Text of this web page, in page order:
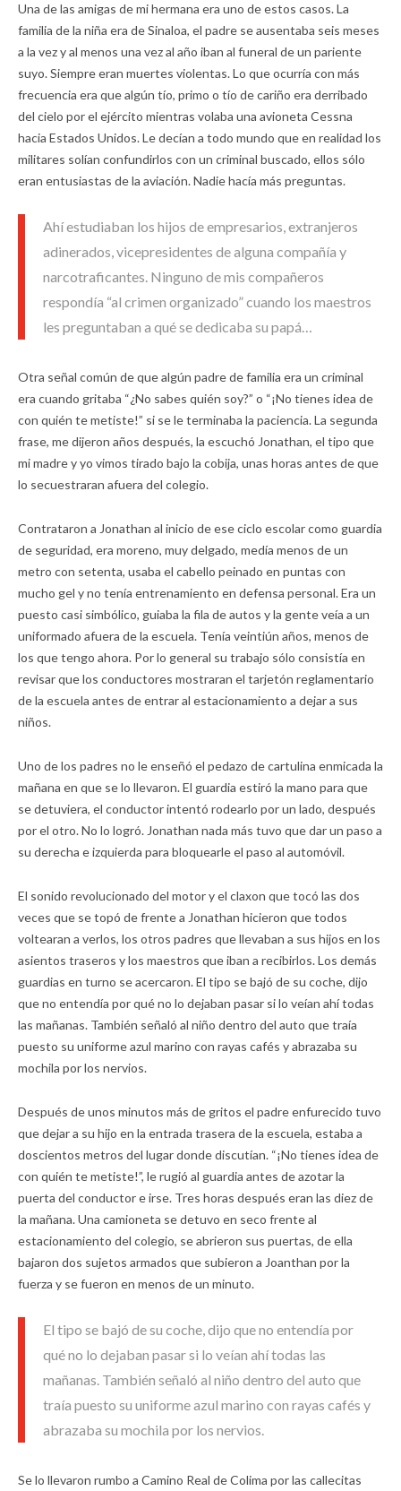
Una de las amigas de mi hermana era uno de estos casos. La
familia de la niña era de Sinaloa, el padre se ausentaba seis meses
a la vez y al menos una vez al año iban al funeral de un pariente
suyo. Siempre eran muertes violentas. Lo que ocurría con más
frecuencia era que algún tío, primo o tío de cariño era derribado
del cielo por el ejército mientras volaba una avioneta Cessna
hacia Estados Unidos. Le decían a todo mundo que en realidad los
militares solían confundirlos con un criminal buscado, ellos sólo
eran entusiastas de la aviación. Nadie hacía más preguntas.
Ahí estudiaban los hijos de empresarios, extranjeros
adinerados, vicepresidentes de alguna compañía y
narcotraficantes. Ninguno de mis compañeros
respondía “al crimen organizado” cuando los maestros
les preguntaban a qué se dedicaba su papá…
Otra señal común de que algún padre de familia era un criminal
era cuando gritaba “¿No sabes quién soy?” o “¡No tienes idea de
con quién te metiste!” si se le terminaba la paciencia. La segunda
frase, me dijeron años después, la escuchó Jonathan, el tipo que
mi madre y yo vimos tirado bajo la cobija, unas horas antes de que
lo secuestraran afuera del colegio.
Contrataron a Jonathan al inicio de ese ciclo escolar como guardia
de seguridad, era moreno, muy delgado, medía menos de un
metro con setenta, usaba el cabello peinado en puntas con
mucho gel y no tenía entrenamiento en defensa personal. Era un
puesto casi simbólico, guiaba la fila de autos y la gente veía a un
uniformado afuera de la escuela. Tenía veintiún años, menos de
los que tengo ahora. Por lo general su trabajo sólo consistía en
revisar que los conductores mostraran el tarjetón reglamentario
de la escuela antes de entrar al estacionamiento a dejar a sus
niños.
Uno de los padres no le enseñó el pedazo de cartulina enmicada la
mañana en que se lo llevaron. El guardia estiró la mano para que
se detuviera, el conductor intentó rodearlo por un lado, después
por el otro. No lo logró. Jonathan nada más tuvo que dar un paso a
su derecha e izquierda para bloquearle el paso al automóvil.
El sonido revolucionado del motor y el claxon que tocó las dos
veces que se topó de frente a Jonathan hicieron que todos
voltearan a verlos, los otros padres que llevaban a sus hijos en los
asientos traseros y los maestros que iban a recibirlos. Los demás
guardias en turno se acercaron. El tipo se bajó de su coche, dijo
que no entendía por qué no lo dejaban pasar si lo veían ahí todas
las mañanas. También señaló al niño dentro del auto que traía
puesto su uniforme azul marino con rayas cafés y abrazaba su
mochila por los nervios.
Después de unos minutos más de gritos el padre enfurecido tuvo
que dejar a su hijo en la entrada trasera de la escuela, estaba a
doscientos metros del lugar donde discutían. “¡No tienes idea de
con quién te metiste!”, le rugió al guardia antes de azotar la
puerta del conductor e irse. Tres horas después eran las diez de
la mañana. Una camioneta se detuvo en seco frente al
estacionamiento del colegio, se abrieron sus puertas, de ella
bajaron dos sujetos armados que subieron a Joanthan por la
fuerza y se fueron en menos de un minuto.
El tipo se bajó de su coche, dijo que no entendía por
qué no lo dejaban pasar si lo veían ahí todas las
mañanas. También señaló al niño dentro del auto que
traía puesto su uniforme azul marino con rayas cafés y
abrazaba su mochila por los nervios.
Se lo llevaron rumbo a Camino Real de Colima por las callecitas